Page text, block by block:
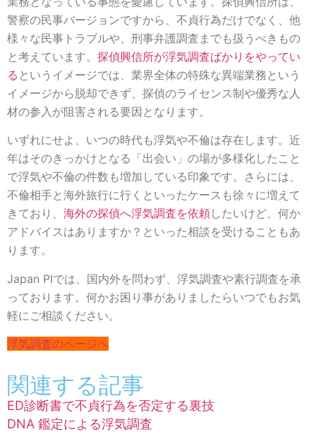
警察の民事バージョンですから、不貞行為だけでなく、他
様々な民事トラブルや、刑事弁護調査までも扱うべきもの
と考えています。 探偵興信所が浮気調査ばかりをやってい
る というイメージでは、業界全体の特殊な異端業務という
イメージから脱却できず、探偵のライセンス制や優秀な人
材の参入が阻害される要因となります。
いずれにせよ、いつの時代も浮気や不倫は存在します。近
年はそのきっかけとなる「出会い」の場が多様化したこと
で浮気や不倫の件数も増加している印象です。さらには、
不倫相手と海外旅行に行くといったケースも徐々に増えて
きており、 海外の探偵へ浮気調査を依頼したいけど、何か
アドバイスはありますか？といった相談を受けることもあ
ります。
Japan PIでは、国内外を問わず、浮気調査や素行調査を承
っております。何かお困り事がありましたらいつでもお気
軽にご相談ください。
浮気調査のページへ
関連する記事
ED診断書で不貞行為を否定する裏技
DNA 鑑定による浮気調査